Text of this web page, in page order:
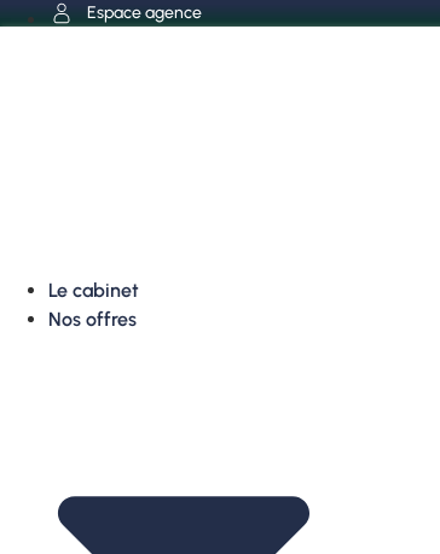
Aller
Espace agence
Le cabinet
Nos offres